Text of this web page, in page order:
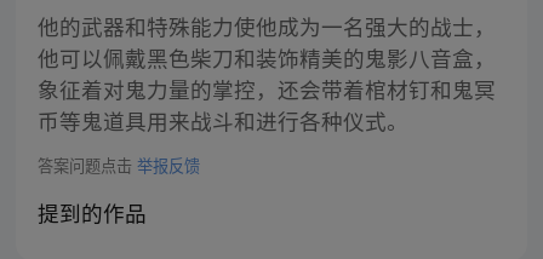
他的武器和特殊能力使他成为一名强大的战士，
他可以佩戴黑色柴刀和装饰精美的鬼影八音盒，
象征着对鬼力量的掌控，还会带着棺材钉和鬼冥
币等鬼道具用来战斗和进行各种仪式。
答案问题点击 举报反馈
提到的作品